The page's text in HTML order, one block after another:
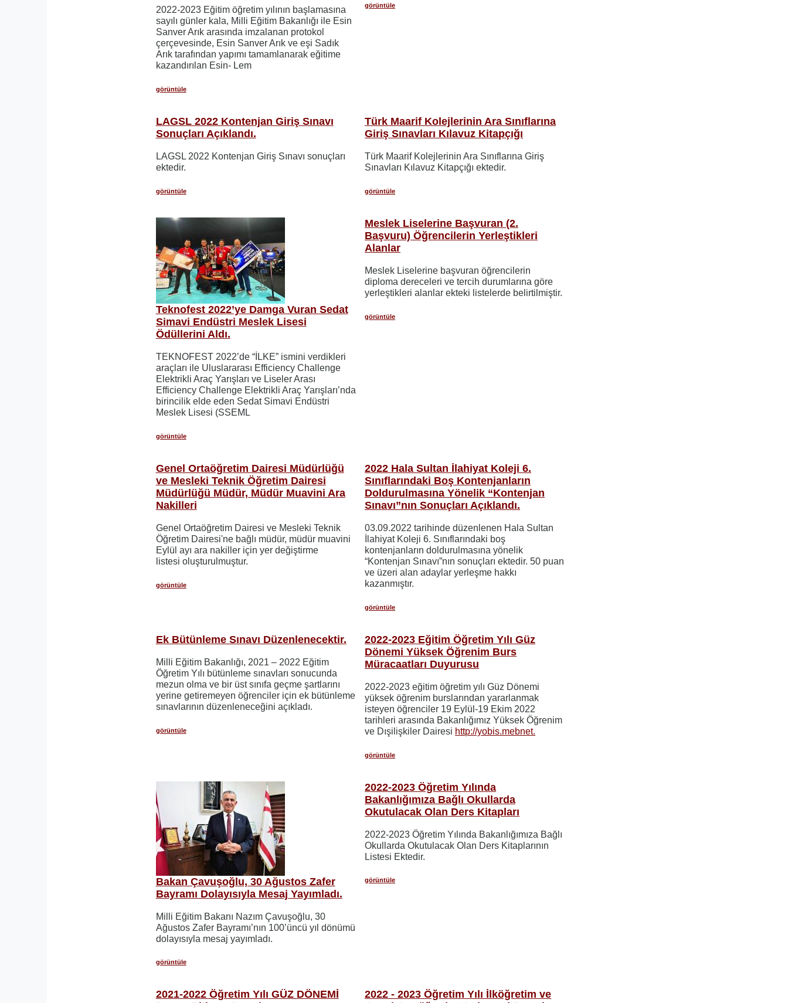
2022-2023 Eğitim öğretim yılının başlamasına
sayılı günler kala, Milli Eğitim Bakanlığı ile Esin
Sanver Arık arasında imzalanan protokol
çerçevesinde, Esin Sanver Arık ve eşi Sadık
Arık tarafından yapımı tamamlanarak eğitime
kazandırılan Esin- Lem
görüntüle
görüntüle
LAGSL 2022 Kontenjan Giriş Sınavı
Sonuçları Açıklandı.
LAGSL 2022 Kontenjan Giriş Sınavı sonuçları
ektedir.
görüntüle
Türk Maarif Kolejlerinin Ara Sınıflarına
Giriş Sınavları Kılavuz Kitapçığı
Türk Maarif Kolejlerinin Ara Sınıflarına Giriş
Sınavları Kılavuz Kitapçığı ektedir.
görüntüle
Teknofest 2022’ye Damga Vuran Sedat
Simavi Endüstri Meslek Lisesi
Ödüllerini Aldı.
TEKNOFEST 2022’de “İLKE” ismini verdikleri
araçları ile Uluslararası Efficiency Challenge
Elektrikli Araç Yarışları ve Liseler Arası
Efficiency Challenge Elektrikli Araç Yarışları’nda
birincilik elde eden Sedat Simavi Endüstri
Meslek Lisesi (SSEML
görüntüle
Meslek Liselerine Başvuran (2.
Başvuru) Öğrencilerin Yerleştikleri
Alanlar
Meslek Liselerine başvuran öğrencilerin
diploma dereceleri ve tercih durumlarına göre
yerleştikleri alanlar ekteki listelerde belirtilmiştir.
görüntüle
Genel Ortaöğretim Dairesi Müdürlüğü
ve Mesleki Teknik Öğretim Dairesi
Müdürlüğü Müdür, Müdür Muavini Ara
Nakilleri
Genel Ortaöğretim Dairesi ve Mesleki Teknik
Öğretim Dairesi'ne bağlı müdür, müdür muavini
Eylül ayı ara nakiller için yer değiştirme
listesi oluşturulmuştur.
görüntüle
2022 Hala Sultan İlahiyat Koleji 6.
Sınıflarındaki Boş Kontenjanların
Doldurulmasına Yönelik “Kontenjan
Sınavı”nın Sonuçları Açıklandı.
03.09.2022 tarihinde düzenlenen Hala Sultan
İlahiyat Koleji 6. Sınıflarındaki boş
kontenjanların doldurulmasına yönelik
“Kontenjan Sınavı”nın sonuçları ektedir. 50 puan
ve üzeri alan adaylar yerleşme hakkı
kazanmıştır.
görüntüle
Ek Bütünleme Sınavı Düzenlenecektir.
Milli Eğitim Bakanlığı, 2021 – 2022 Eğitim
Öğretim Yılı bütünleme sınavları sonucunda
mezun olma ve bir üst sınıfa geçme şartlarını
yerine getiremeyen öğrenciler için ek bütünleme
sınavlarının düzenleneceğini açıkladı.
görüntüle
2022-2023 Eğitim Öğretim Yılı Güz
Dönemi Yüksek Öğrenim Burs
Müracaatları Duyurusu
2022-2023 eğitim öğretim yılı Güz Dönemi
yüksek öğrenim burslarından yararlanmak
isteyen öğrenciler 19 Eylül-19 Ekim 2022
tarihleri arasında Bakanlığımız Yüksek Öğrenim
ve Dışilişkiler Dairesi http://yobis.mebnet.
görüntüle
Bakan Çavuşoğlu, 30 Ağustos Zafer
Bayramı Dolayısıyla Mesaj Yayımladı.
Milli Eğitim Bakanı Nazım Çavuşoğlu, 30
Ağustos Zafer Bayramı’nın 100’üncü yıl dönümü
dolayısıyla mesaj yayımladı.
görüntüle
2022-2023 Öğretim Yılında
Bakanlığımıza Bağlı Okullarda
Okutulacak Olan Ders Kitapları
2022-2023 Öğretim Yılında Bakanlığımıza Bağlı
Okullarda Okutulacak Olan Ders Kitaplarının
Listesi Ektedir.
görüntüle
2021-2022 Öğretim Yılı GÜZ DÖNEMİ
2022 - 2023 Öğretim Yılı İlköğretim ve